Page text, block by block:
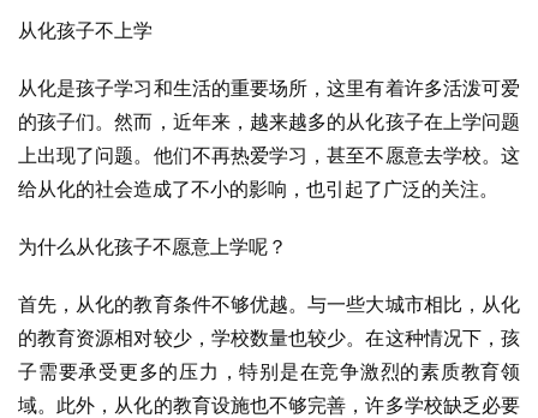
从化孩子不上学
从化是孩子学习和生活的重要场所，这里有着许多活泼可爱
的孩子们。然而，近年来，越来越多的从化孩子在上学问题
上出现了问题。他们不再热爱学习，甚至不愿意去学校。这
给从化的社会造成了不小的影响，也引起了广泛的关注。
为什么从化孩子不愿意上学呢？
首先，从化的教育条件不够优越。与一些大城市相比，从化
的教育资源相对较少，学校数量也较少。在这种情况下，孩
子需要承受更多的压力，特别是在竞争激烈的素质教育领
域。此外，从化的教育设施也不够完善，许多学校缺乏必要